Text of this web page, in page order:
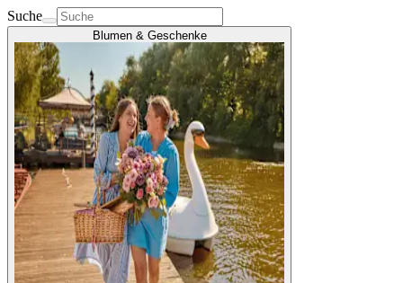
Suche
Blumen & Geschenke